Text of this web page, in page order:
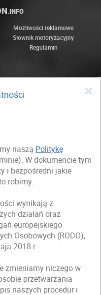
.INFO
Możliwości reklamowe
Słownik motoryzacyjny
Regulamin
×
naszą Politykę
W dokumencie tym
i bezpośredni jakie
robimy.
wynikają z
działań oraz
europejskiego
Osobowych (RODO),
2018 r.
zmieniamy niczego w
przetwarzania
naszych procedur i